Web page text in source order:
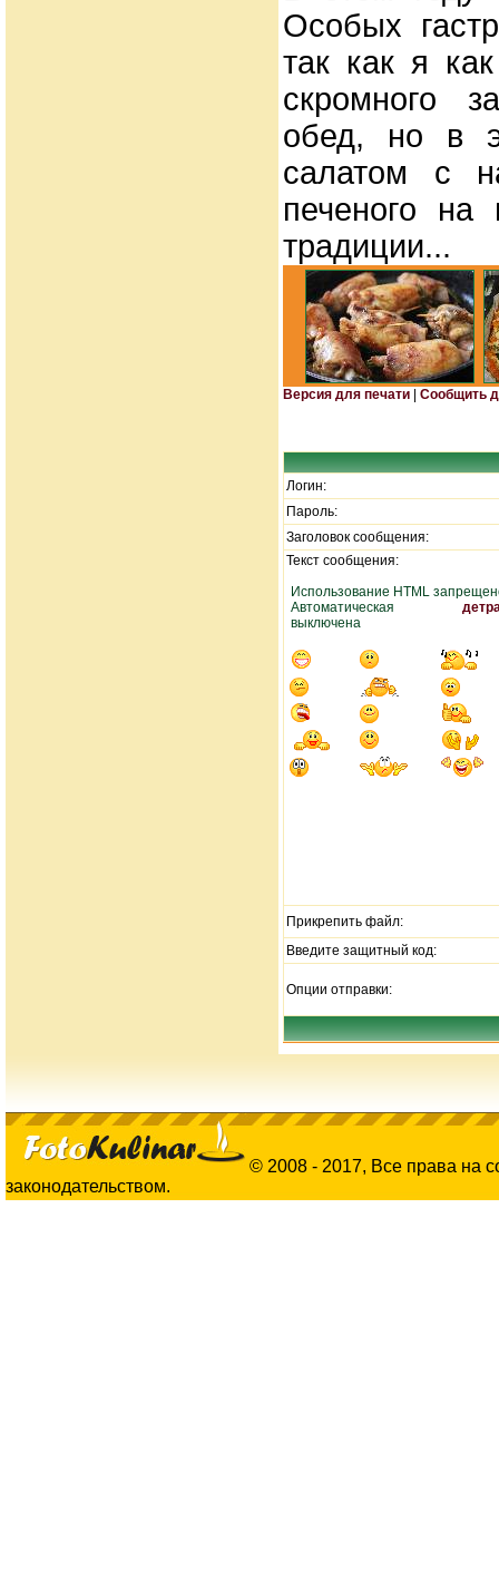
Особых
так как я
скромного
обед, но в
салатом с
печеного на
традиции...
Версия для печати Сообщить
Логин:
Пароль:
Заголовок сообщения:
Текст сообщения:
Использование HTML
Автоматическая
выключена
Прикрепить файл:
Введите защитный код:
Опции отправки:
© 2008 - 2017, Все права на
законодательством.